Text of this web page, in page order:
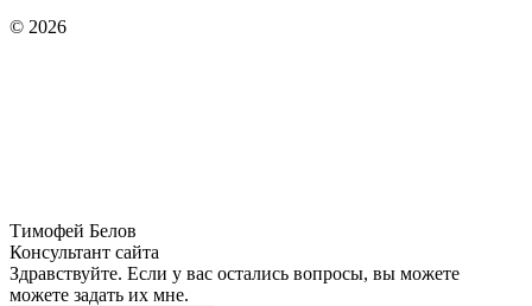
© 2026
Тимофей Белов
Консультант сайта
Здравствуйте. Если у вас остались вопросы, вы можете
можете задать их мне.